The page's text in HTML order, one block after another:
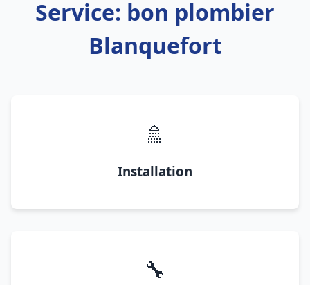
Service: bon plombier
Blanquefort
🚿
Installation
🔧